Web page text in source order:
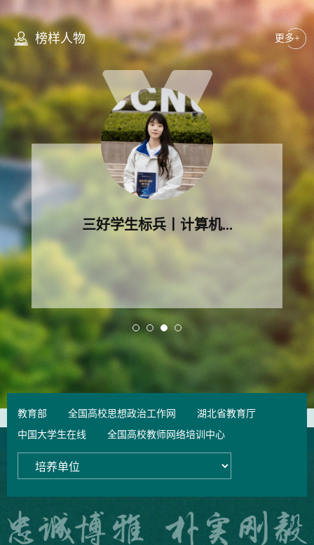
榜样人物 更多+
三好学生标兵丨计算机...
教育部 全国高校思想政治工作网
湖北省教育厅
中国大学生在线
全国高校教师网络培训中心